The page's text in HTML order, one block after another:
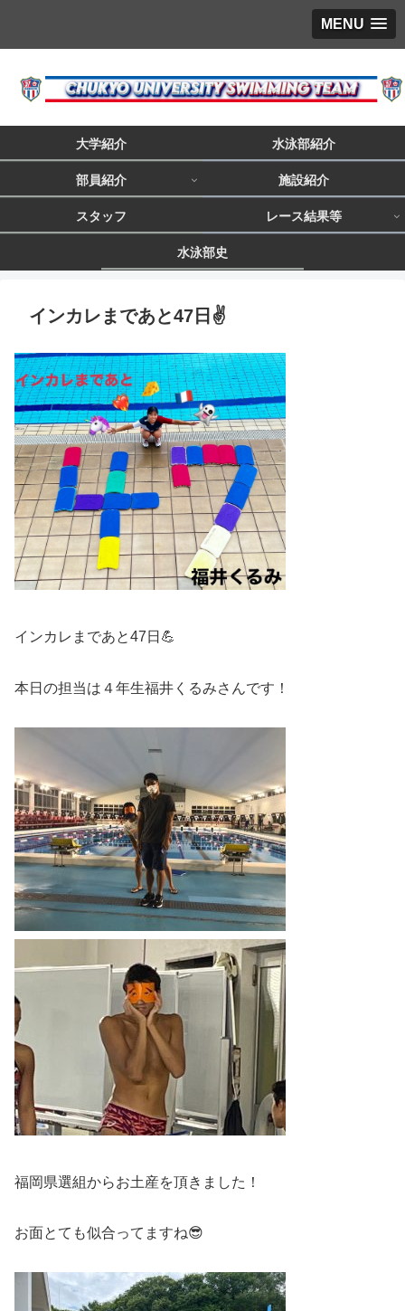
MENU
大学紹介 水泳部紹介
部員紹介 施設紹介
スタッフ レース結果等
水泳部史
インカレまであと47日✌️
インカレまであと47日💪
本日の担当は４年生福井くるみさんです！
福岡県選組からお土産を頂きました！
お面とても似合ってますね😎